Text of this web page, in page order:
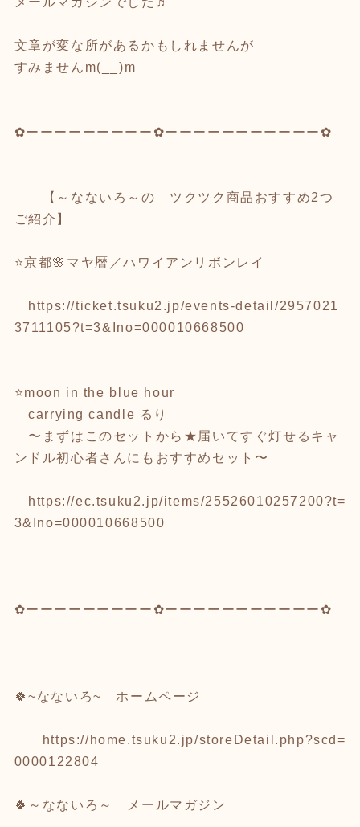
文章が変な所があるかもしれませんが
すみませんm(__)m
✿ーーーーーーーーー✿ーーーーーーーーーーー✿
【～なないろ～の ツクツク商品おすすめ2つ
ご紹介】
⭐京都🌸マヤ暦／ハワイアンリボンレイ
https://ticket.tsuku2.jp/events-detail/2957021
3711105?t=3&Ino=000010668500
⭐moon in the blue hour
carrying candle るり
〜まずはこのセットから★届いてすぐ灯せるキャ
ンドル初心者さんにもおすすめセット〜
https://ec.tsuku2.jp/items/25526010257200?t=
3&Ino=000010668500
✿ーーーーーーーーー✿ーーーーーーーーーーー✿
🍀~なないろ~ ホームページ
https://home.tsuku2.jp/storeDetail.php?scd=
0000122804
🍀～なないろ～ メールマガジン